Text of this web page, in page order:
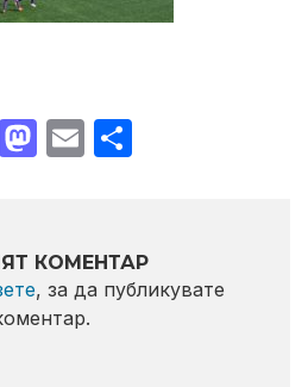
Facebook
Mastodon
Email
КОМЕНТАР
, за да публикувате